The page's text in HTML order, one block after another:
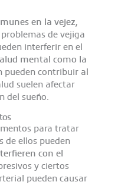
en la vejez,
de vejiga
interferir en el
mental como la
pueden contribuir al
suelen afectar
del sueño.
para tratar
de ellos pueden
con el
y ciertos
pueden causar